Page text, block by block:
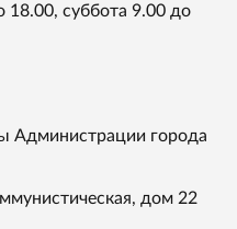
18.00, суббота 9.00 до
Администрации города
дом 22